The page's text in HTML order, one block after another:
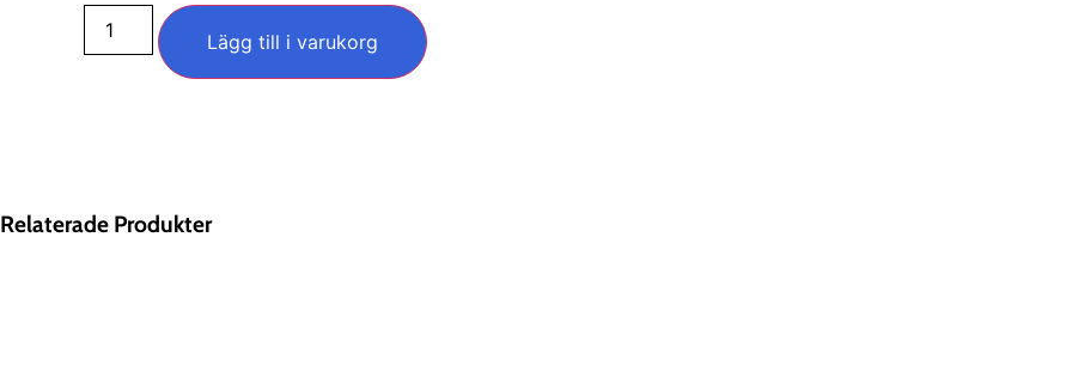
AC-
10,
Lägg till i varukorg
Relaterade Produkter